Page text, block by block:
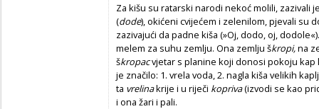
Za kišu su ratarski narodi nekoć molili, zazivali
(dode), okićeni cvijećem i zelenilom, pjevali su
zazivajući da padne kiša (»Oj, dodo, oj,
melem za suhu zemlju. Ona zemlju škropi,na
škropacvjetar s planine koji donosi pokoju kap
je značilo: 1. vrela voda, 2. nagla kiša velikih
ta vrelinakrije i u riječi kopriva(izvodi se kao
i ona žari i pali.